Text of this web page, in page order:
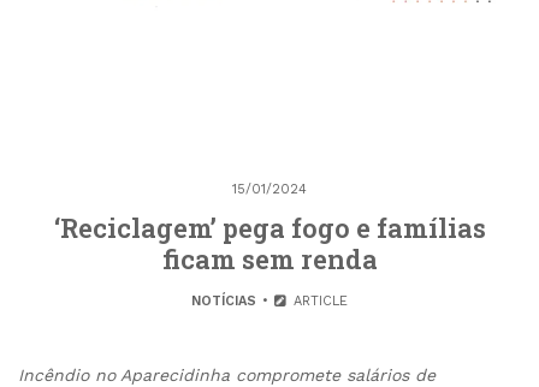
15/01/2024
‘Reciclagem’ pega fogo e famílias
ficam sem renda
NOTÍCIAS ARTICLE
Incêndio no Aparecidinha compromete salários de